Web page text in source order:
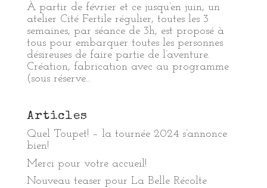
À partir de février et ce jusqu’en juin, un
atelier Cité Fertile régulier, toutes les 3
semaines, par séance de 3h, est proposé à
tous pour embarquer toutes les personnes
désireuses de faire partie de l’aventure.
Création, fabrication avec au programme
(sous réserve...
Articles
Quel Toupet! – la tournée 2024 s’annonce
bien!
Merci pour votre accueil!
Nouveau teaser pour La Belle Récolte